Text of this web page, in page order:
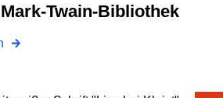
Mark-Twain-Bibliothek